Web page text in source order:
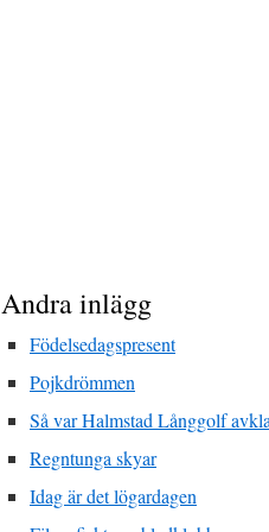
Andra inlägg
Födelsedagspresent
Pojkdrömmen
Så var Halmstad Långgolf
Regntunga skyar
Idag är det lögardagen